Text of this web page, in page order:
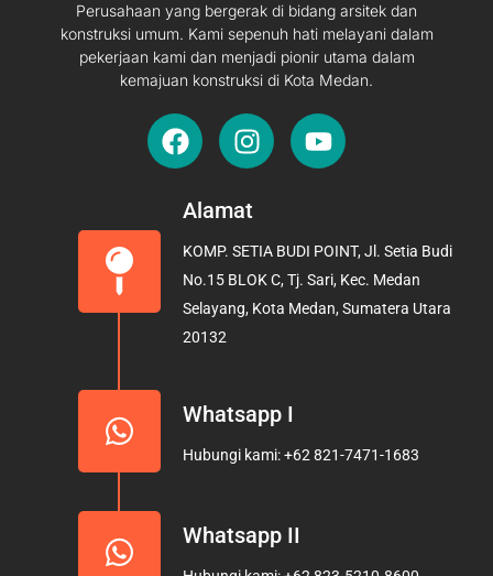
Perusahaan yang bergerak di bidang arsitek dan
konstruksi umum. Kami sepenuh hati melayani dalam
pekerjaan kami dan menjadi pionir utama dalam
kemajuan konstruksi di Kota Medan.
F
a
e
o
o
k
I
n
t
g
r
a
Y
o
b
e
Alamat
KOMP. SETIA BUDI POINT, Jl. Setia Budi
No.15 BLOK C, Tj. Sari, Kec. Medan
Selayang, Kota Medan, Sumatera Utara
20132
Whatsapp I
Hubungi kami: +62 821-7471-1683
Whatsapp II